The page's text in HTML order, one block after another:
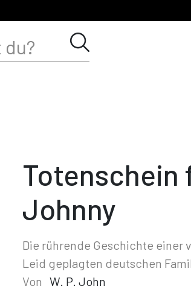
Totenschein
Johnny
Die rührende Geschichte einer
Leid geplagten deutschen
Von W. P. John